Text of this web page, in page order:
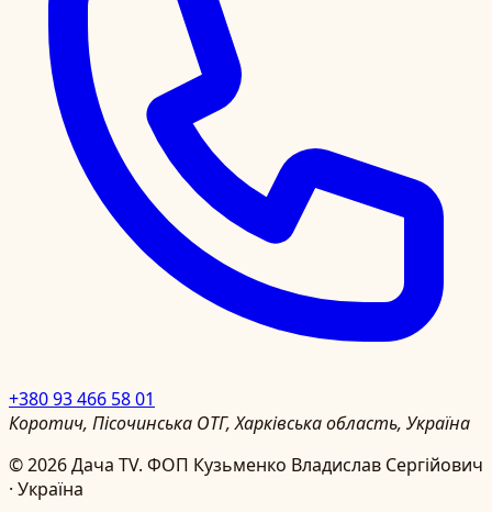
+380 93 466 58 01
Коротич, Пісочинська ОТГ, Харківська область, Україна
©2026Дача TV. ФОП Кузьменко Владислав Сергійович
· Україна